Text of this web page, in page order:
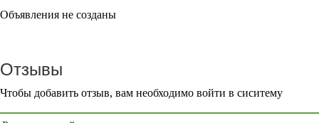
Объявления не созданы
Отзывы
Чтобы добавить отзыв, вам необходимо войти в сиситему